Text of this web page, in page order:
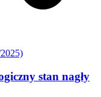
stan nagły